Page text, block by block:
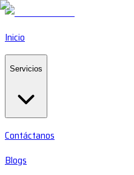
Inicio
Servicios
Contáctanos
Blogs